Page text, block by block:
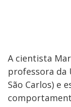
A cientista
professora da
São Carlos) e